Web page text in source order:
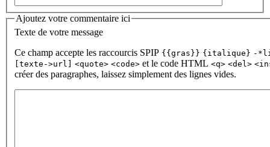
Ajoutez votre commentaire ici
Texte de votre message
Ce champ accepte les raccourcis SPIP {{gras}} {italique} -
[texte->url]
<quote> <code> et le code HTML <q> <del>
créer des paragraphes, laissez simplement des lignes vides.